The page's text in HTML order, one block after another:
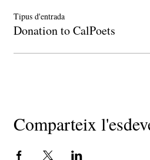
Tipus d'entrada
Donation to CalPoets
Comparteix